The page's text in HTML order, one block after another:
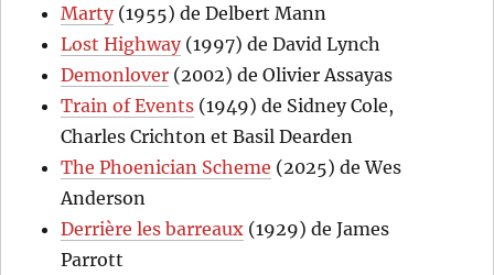
Marty(1955) de Delbert Mann
Lost Highway(1997) de David Lynch
Demonlover (2002) de Olivier Assayas
Train of Events (1949) de Sidney Cole,
Charles Crichton et Basil Dearden
The Phoenician Scheme (2025) de Wes
Anderson
Derrière les barreaux (1929) de James
Parrott